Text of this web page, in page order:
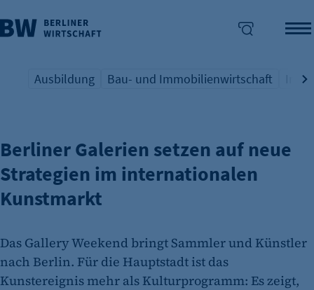
überspringen
Übersicht Schlagwort
Ausbildung
Übersicht Schlagwort
Bau- und Immobilienwirtschaft
GALLERY WEEKEND BERLIN
Berliner Galerien setzen auf neue
Strategien im internationalen
Kunstmarkt
Das Gallery Weekend bringt Sammler und Künstler
nach Berlin. Für die Hauptstadt ist das
Kunstereignis mehr als Kulturprogramm: Es zeigt,